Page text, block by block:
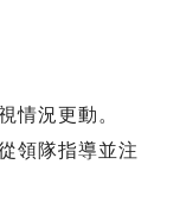
情況更動。
領隊指導並注